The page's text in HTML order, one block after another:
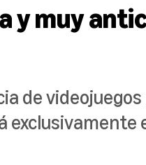
y muy
de
exclusivamente